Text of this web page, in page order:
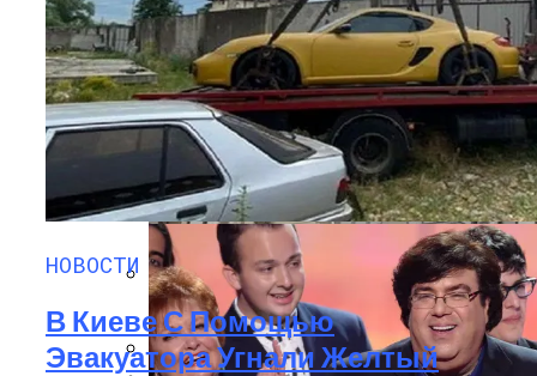
В Сети Высмеяли Свадебный Подарок
Путина Главе МИД Австрии
«Князь, Где Вы Шлялись»: В Сети
Высмеяли Российский Лайнер,
«заблудившийся» В Крыму
СПОРТ
Фоменко Покинул Пост Главного
Тренера Сборной Украины
Теннис По-Украински: Долгополов
Покидает Ноттингем
ШОУ-БИЗНЕС
НОВОСТИ
В Киеве С Помощью
Эвакуатора Угнали Желтый